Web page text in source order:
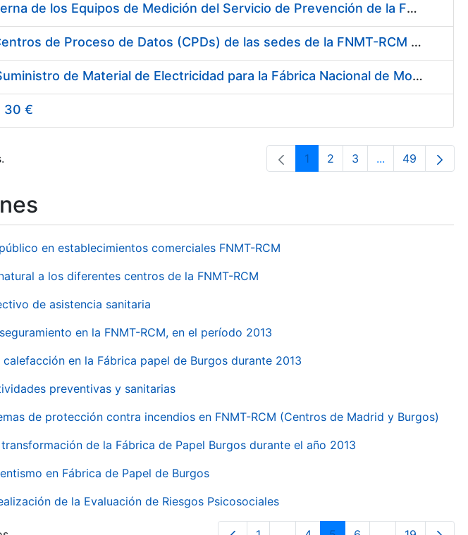
Servicio de Calibración y Verificación Externa de los Equipos de Medición del Servicio de Prevención de la FNMT-RCM
Conexión mediante Fibra Óptica de los Centros de Proceso de Datos (CPDs) de las sedes de la FNMT-RCM de Burgos y Madrid
Contratación de acuerdo marco para el Suministro de Material de Electricidad para la Fábrica Nacional de Moneda y Timbre-Real Casa de la Moneda en su centro de trabajo de Burgos
30 €
Página
1 Página
2 Página
3 ...PáginasPágina
49
en establecimientos comerciales FNMT-RCM
a los diferentes centros de la FNMT-RCM
de asistencia sanitaria
en la FNMT-RCM, en el período 2013
en la Fábrica papel de Burgos durante 2013
preventivas y sanitarias
de protección contra incendios en FNMT-RCM (Centros de Madrid y Burgos)
de la Fábrica de Papel Burgos durante el año 2013
en Fábrica de Papel de Burgos
de la Evaluación de Riesgos Psicosociales